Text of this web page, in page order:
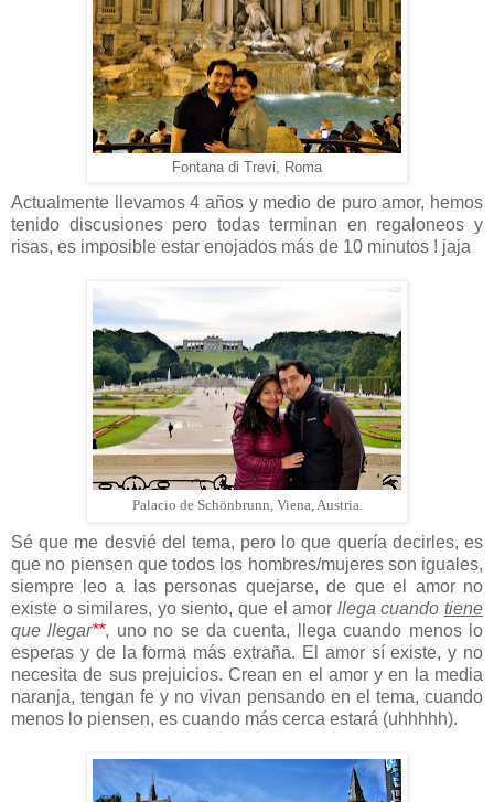
Fontana di Trevi, Roma
Actualmente llevamos 4 años y medio de puro amor, hemos
tenido discusiones pero todas terminan en regaloneos y
risas, es imposible estar enojados más de 10 minutos ! jaja
Palacio de Schönbrunn, Viena, Austria.
Sé que me desvié del tema, pero lo que quería decirles, es
que no piensen que todos los hombres/mujeres son iguales,
siempre leo a las personas quejarse, de que el amor no
existe o similares, yo siento, que el amor llega cuandotiene
que llegar**, uno no se da cuenta, llega cuando menos lo
esperas y de la forma más extraña. El amor sí existe, y no
necesita de sus prejuicios. Crean en el amor y en la media
naranja, tengan fe y no vivan pensando en el tema, cuando
menos lo piensen, es cuando más cerca estará (uhhhhh).